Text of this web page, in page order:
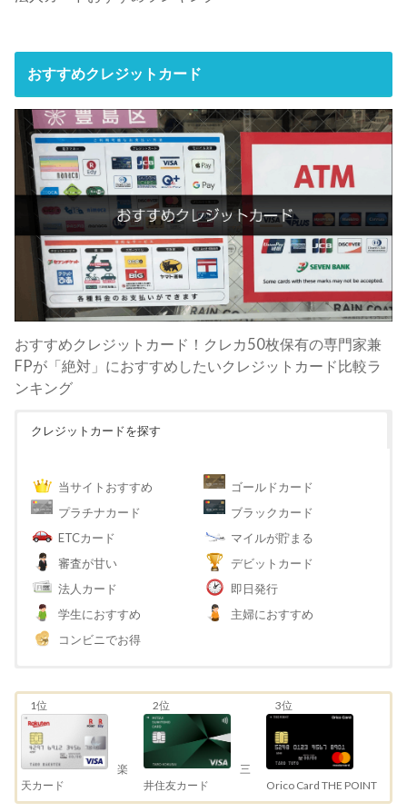
おすすめクレジットカード
おすすめクレジットカード！クレカ50枚保有の専門家兼
FPが「絶対」におすすめしたいクレジットカード比較ラ
ンキング
クレジットカードを探す
当サイトおすすめ
ゴールドカード
プラチナカード
ブラックカード
ETCカード
マイルが貯まる
審査が甘い
デビットカード
法人カード
即日発行
学生におすすめ
主婦におすすめ
コンビニでお得
1位
楽
天カード
2位
三
井住友カード
3位
Orico Card THE POINT